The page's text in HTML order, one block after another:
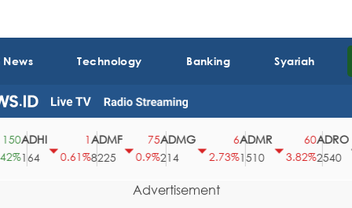
Technology Banking Syariah
ADHI
164
0.61%
ADMF
8225
0.9%
ADMG
214
2.73%
ADMR
1510
3.82%
ADRO
2540
Advertisement